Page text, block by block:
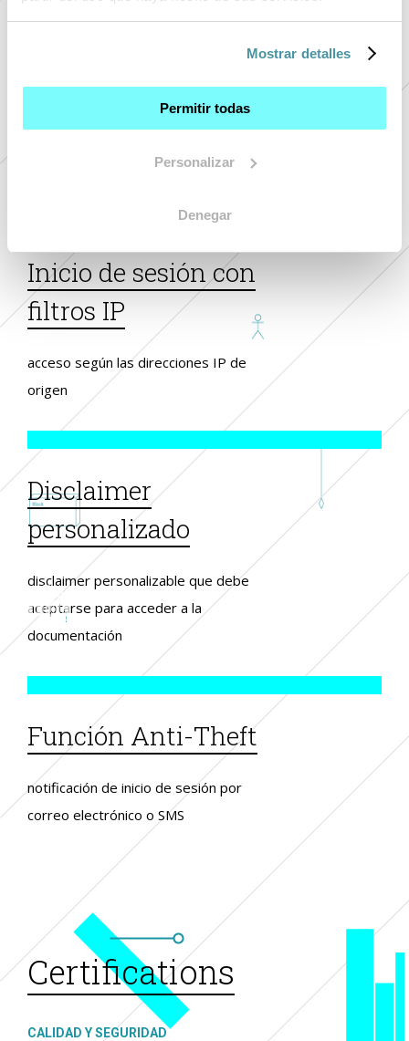
Mostrar detalles
Permitir todas
Personalizar
Denegar
SSO para un acceso de
autenticación en el dominio de la
Inicio de sesión con
filtros IP
acceso según las direcciones IP de
origen
Disclaimer
personalizado
disclaimer personalizable que debe
aceptarse para acceder a la
documentación
Función Anti-Theft
notificación de inicio de sesión por
correo electrónico o SMS
Certifications
CALIDAD Y SEGURIDAD